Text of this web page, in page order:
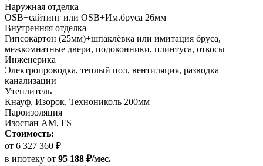
Наружная отделка
OSB+сайтинг или OSB+Им.бруса 26мм
Внутренняя отделка
Гипсокартон (25мм)+шпаклёвка или имитация бруса,
межкомнатные двери, подоконники, плинтуса, откосы
Инженерика
Электропроводка, теплый пол, вентиляция, разводка
канализации
Утеплитель
Кнауф, Изорок, Технониколь 200мм
Пароизоляция
Изоспан AM, FS
Стоимость:
от 6 327 360 ₽
в ипотеку от 95 188 ₽/мес.